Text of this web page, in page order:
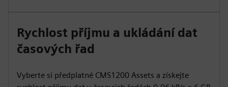
Rychlost příjmu a ukládání dat
časových řad
Vyberte si předplatné CMS1200 Assets a získejte